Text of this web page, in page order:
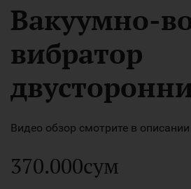
Вакуумно-
вибратор
Видео обзор смотрите в описании
370.000сум